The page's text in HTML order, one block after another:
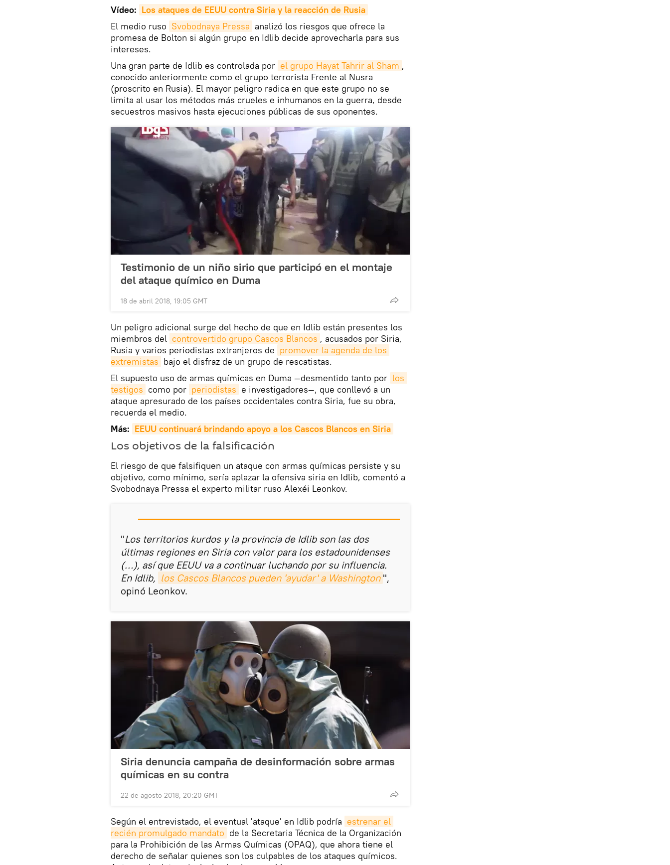
Vídeo: Los ataques de EEUU contra Siria y la reacción de Rusia
El medio ruso Svobodnaya Pressa analizó los riesgos que ofrece la
promesa de Bolton si algún grupo en Idlib decide aprovecharla para sus
intereses.
Una gran parte de Idlib es controlada por el grupo Hayat Tahrir al Sham ,
conocido anteriormente como el grupo terrorista Frente al Nusra
(proscrito en Rusia). El mayor peligro radica en que este grupo no se
limita al usar los métodos más crueles e inhumanos en la guerra, desde
secuestros masivos hasta ejecuciones públicas de sus oponentes.
Testimonio de un niño sirio que participó en el montaje
del ataque químico en Duma
18 de abril 2018, 19:05 GMT
Un peligro adicional surge del hecho de que en Idlib están presentes los
miembros del controvertido grupo Cascos Blancos , acusados por Siria,
Rusia y varios periodistas extranjeros de promover la agenda de los
extremistas bajo el disfraz de un grupo de rescatistas.
El supuesto uso de armas químicas en Duma —desmentido tanto por los
testigos como por periodistas e investigadores—, que conllevó a un
ataque apresurado de los países occidentales contra Siria, fue su obra,
recuerda el medio.
Más: EEUU continuará brindando apoyo a los Cascos Blancos en Siria
Los objetivos de la falsificación
El riesgo de que falsifiquen un ataque con armas químicas persiste y su
objetivo, como mínimo, sería aplazar la ofensiva siria en Idlib, comentó a
Svobodnaya Pressa el experto militar ruso Alexéi Leonkov.
"Los territorios kurdos y la provincia de Idlib son las dos
últimas regiones en Siria con valor para los estadounidenses
(…), así que EEUU va a continuar luchando por su influencia.
En Idlib, los Cascos Blancos pueden 'ayudar' a Washington ",
opinó Leonkov.
Siria denuncia campaña de desinformación sobre armas
químicas en su contra
22 de agosto 2018, 20:20 GMT
Según el entrevistado, el eventual 'ataque' en Idlib podría estrenar el
recién promulgado mandato de la Secretaria Técnica de la Organización
para la Prohibición de las Armas Químicas (OPAQ), que ahora tiene el
derecho de señalar quienes son los culpables de los ataques químicos.